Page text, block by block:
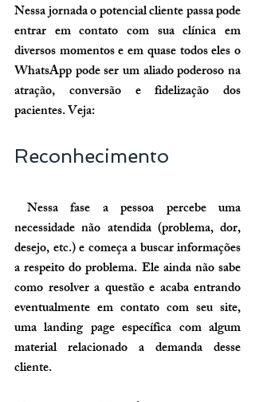
Nessa jornada o potencial cliente passa pode
entrar em contato com sua clínica em
diversos momentos e em quase todos eles o
WhatsApp pode ser um aliado poderoso na
atração, conversão e fidelização dos
pacientes. Veja:
Reconhecimento
necessidade não atendida (problema, dor,
desejo, etc.) e começa a buscar informações
a respeito do problema. Ele ainda não sabe
como resolver a questão e acaba entrando
eventualmente em contato com seu site,
uma landing page específica com algum
material relacionado a demanda desse
cliente.